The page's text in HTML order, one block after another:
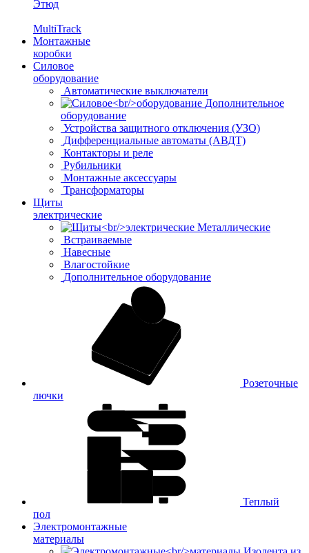
Этюд
MultiTrack
Монтажные
коробки
Силовое
оборудование
Автоматические выключатели
Дополнительное
оборудование
Устройства защитного отключения (УЗО)
Дифференциальные автоматы (АВДТ)
Контакторы и реле
Рубильники
Монтажные аксессуары
Трансформаторы
Щиты
электрические
Металлические
Встраиваемые
Навесные
Влагостойкие
Дополнительное оборудование
Розеточные
лючки
Теплый
пол
Электромонтажные
материалы